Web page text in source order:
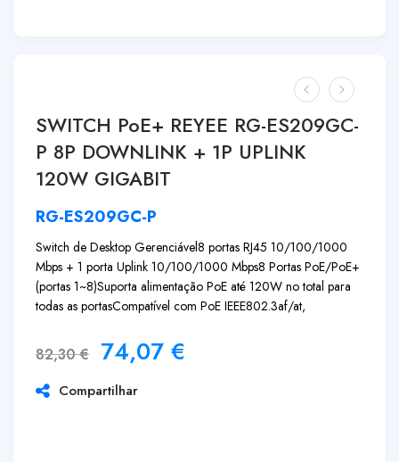
SWITCH PoE+ REYEE RG-ES209GC-
P 8P DOWNLINK + 1P UPLINK
120W GIGABIT
RG-ES209GC-P
Switch de Desktop Gerenciável8 portas RJ45 10/100/1000
Mbps + 1 porta Uplink 10/100/1000 Mbps8 Portas PoE/PoE+
(portas 1~8)Suporta alimentação PoE até 120W no total para
todas as portasCompatível com PoE IEEE802.3af/at,
82,30€ 74,07 €
Compartilhar